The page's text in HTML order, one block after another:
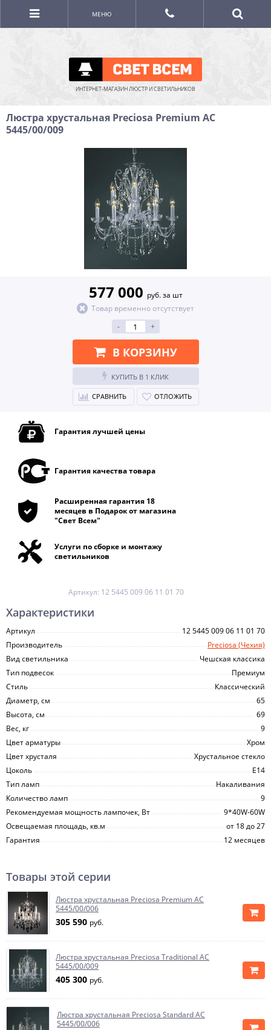
ИНТЕРНЕТ-МАГАЗИН ЛЮСТР И СВЕТИЛЬНИКОВ
МЕНЮ
Люстра хрустальная Preciosa Premium AC
5445/00/009
577 000 руб. за шт
Товар временно отсутствует
-
+
В КОРЗИНУ
КУПИТЬ В 1 КЛИК
СРАВНИТЬ ОТЛОЖИТЬ
Гарантия лучшей цены
Гарантия качества товара
Расширенная гарантия 18
месяцев в Подарок от магазина
"Свет Всем"
Услуги по сборке и монтажу
светильников
Артикул: 12 5445 009 06 11 01 70
Характеристики
Артикул
12 5445 009 06 11 01 70
Производитель
Preciosa (Чехия)
Вид светильника
Чешская классика
Тип подвесок
Премиум
Стиль
Классический
Диаметр, см
65
Высота, см
69
Вес, кг
9
Цвет арматуры
Хром
Цвет хрусталя
Хрустальное стекло
Цоколь
E14
Тип ламп
Накаливания
Количество ламп
9
Рекомендуемая мощность лампочек, Вт
9*40W-60W
Освещаемая площадь, кв.м
от 18 до 27
Гарантия
12 месяцев
Товары этой серии
Люстра хрустальная Preciosa Premium AC
5445/00/006
305 590 руб.
Люстра хрустальная Preciosa Traditional AC
5445/00/009
405 300 руб.
Люстра хрустальная Preciosa Standard AC
5445/00/006